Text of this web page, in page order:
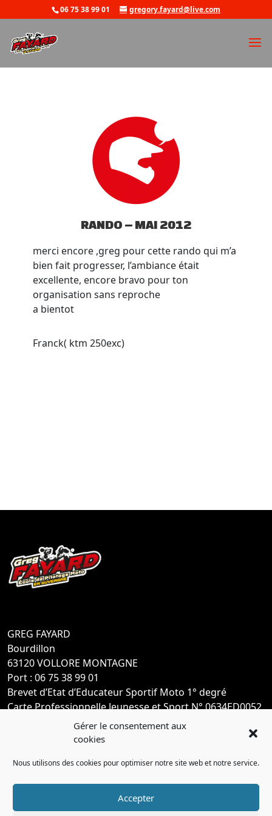
Gérer le consentement aux
cookies
Nous utilisons des cookies pour optimiser notre site web et notre service.
Accepter
06 75 38 99 01 gregory.fayard@live.com
RANDO – MAI 2012
merci encore ,greg pour cette rando qui m’a
bien fait progresser, l’ambiance était
excellente, encore bravo pour ton
organisation sans reproche
a bientot
Franck( ktm 250exc)
GREG FAYARD
Bourdillon
63120 VOLLORE MONTAGNE
Port : 06 75 38 99 01
Brevet d’Etat d’Educateur Sportif Moto 1° degré
Carte Professionnelle Jeunesse et Sport N° 0634ED0052